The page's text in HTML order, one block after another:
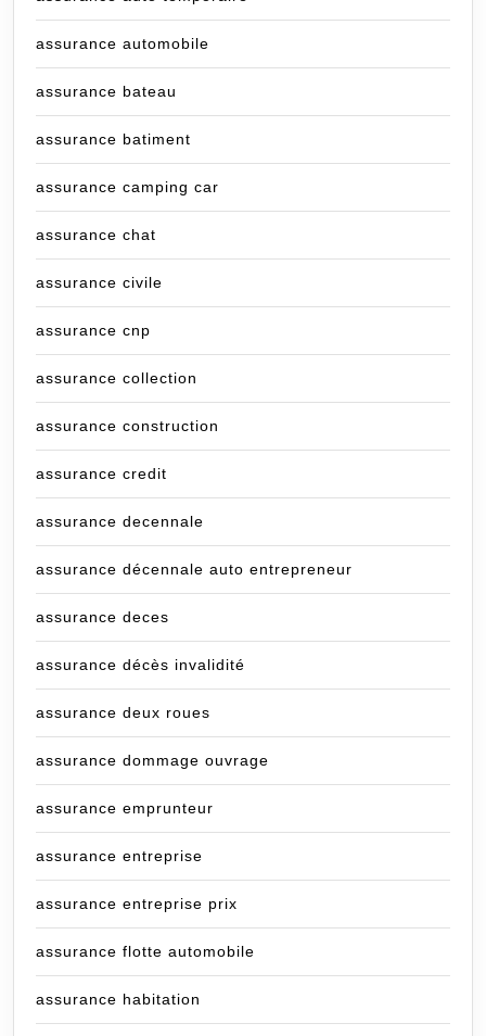
assurance automobile
assurance bateau
assurance batiment
assurance camping car
assurance chat
assurance civile
assurance cnp
assurance collection
assurance construction
assurance credit
assurance decennale
assurance décennale auto entrepreneur
assurance deces
assurance décès invalidité
assurance deux roues
assurance dommage ouvrage
assurance emprunteur
assurance entreprise
assurance entreprise prix
assurance flotte automobile
assurance habitation